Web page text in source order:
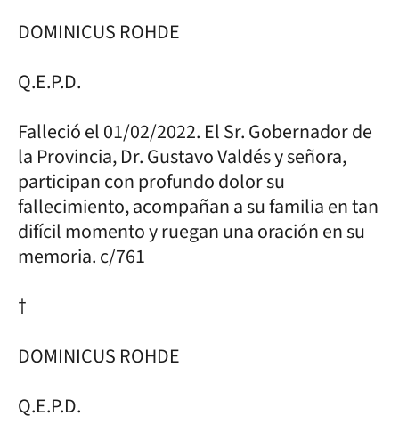
DOMINICUS ROHDE
Q.E.P.D.
Falleció el 01/02/2022. El Sr. Gobernador de
la Provincia, Dr. Gustavo Valdés y señora,
participan con profundo dolor su
fallecimiento, acompañan a su familia en tan
difícil momento y ruegan una oración en su
memoria. c/761
†
DOMINICUS ROHDE
Q.E.P.D.